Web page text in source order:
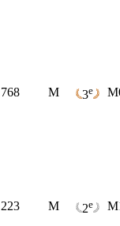
768 M 3e
223 M 2e